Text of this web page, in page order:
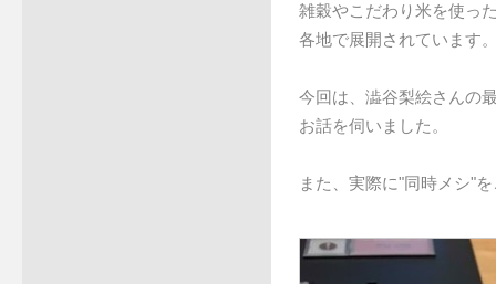
雑穀やこだわり米を使っ
各地で展開されています
今回は、澁谷梨絵さんの
お話を伺いました。
また、実際に"同時メシ"